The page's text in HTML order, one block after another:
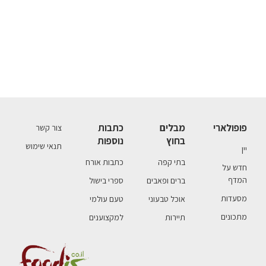
פופולארי
יין
חדש על
המדף
מסעדות
מתכונים
מבלים
בחוץ
בתי קפה
ברים ופאבים
אוכל טבעוני
תיירות
כתבות
נוספות
כתבות אורח
ספרי בישול
טעם עולמי
למקצוענים
צור קשר
תנאי שימוש